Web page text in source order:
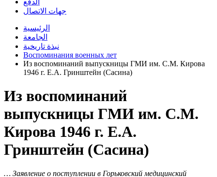
الدفع
جهات الاتصال
الرئيسية
الجامعة
نبذة تاريخية
Воспоминания военных лет
Из воспоминаний выпускницы ГМИ им. С.М. Кирова
1946 г. Е.А. Гринштейн (Сасина)
Из воспоминаний
выпускницы ГМИ им. С.М.
Кирова 1946 г. Е.А.
Гринштейн (Сасина)
… Заявление о поступлении в Горьковский медицинский